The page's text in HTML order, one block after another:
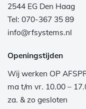
2544 EG Den Haag
Tel: 070-367 35 89
info@rfsystems.nl
Openingstijden
Wij werken OP
ma t/m vr. 10.00 –
za. & zo gesloten